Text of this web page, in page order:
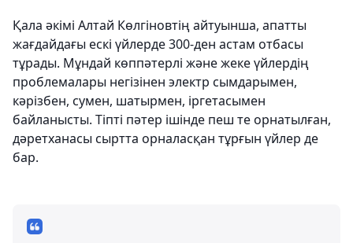
Қала әкімі Алтай Көлгіновтің айтуынша, апатты
жағдайдағы ескі үйлерде 300-ден астам отбасы
тұрады. Мұндай көппәтерлі және жеке үйлердің
проблемалары негізінен электр сымдарымен,
кәрізбен, сумен, шатырмен, іргетасымен
байланысты. Тіпті пәтер ішінде пеш те орнатылған,
дәретханасы сыртта орналасқан тұрғын үйлер де
бар.